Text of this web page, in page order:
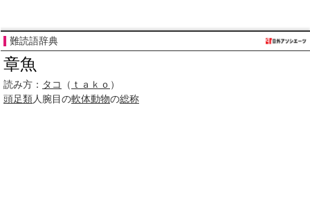
難読語辞典
章魚
読み方： タコ （ ｔａｋｏ ）
頭足類人腕目の軟体動物の総称